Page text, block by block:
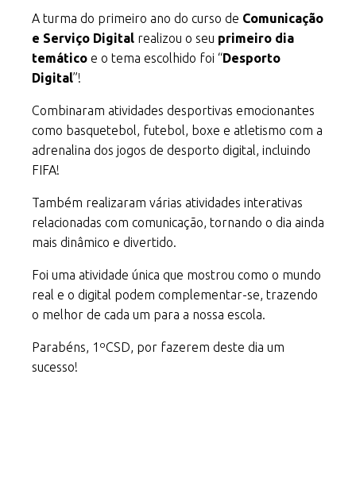
A turma do primeiro ano do curso de Comunicação
e Serviço Digital realizou o seu primeiro dia
temático e o tema escolhido foi “Desporto
Digital”!
Combinaram atividades desportivas emocionantes
como basquetebol, futebol, boxe e atletismo com a
adrenalina dos jogos de desporto digital, incluindo
FIFA!
Também realizaram várias atividades interativas
relacionadas com comunicação, tornando o dia ainda
mais dinâmico e divertido.
Foi uma atividade única que mostrou como o mundo
real e o digital podem complementar-se, trazendo
o melhor de cada um para a nossa escola.
Parabéns, 1ºCSD, por fazerem deste dia um
sucesso!